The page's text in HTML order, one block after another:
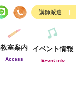
講師派遣
教室案内
Access
イベント情報
Event info